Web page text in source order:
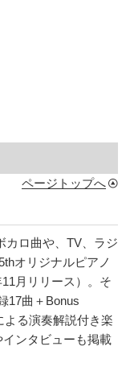
ページトップへ
カロ曲や、TV、ラジ
オリジナルピアノ
月リリース）。そ
17曲＋Bonus
よる演奏解説付き楽
ンタビューも掲載